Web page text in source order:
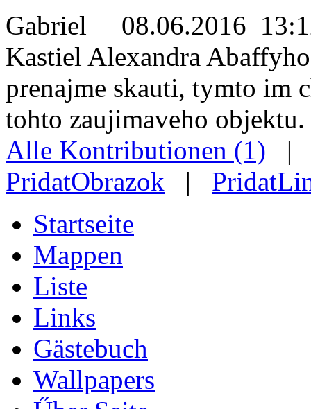
Gabriel 08.06.2016
Kastiel Alexandra
prenajme skauti, tymto im
tohto zaujimaveho objektu.
Alle Kontributionen (1)
PridatObrazok |
Startseite
Mappen
Liste
Links
Gästebuch
Wallpapers